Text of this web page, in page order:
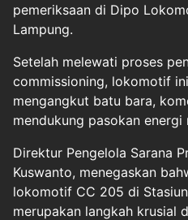
pemeriksaan di Dipo
Lampung.
Setelah melewati proses
commissioning, lokomotif
mengangkut batu bara,
mendukung pasokan energi
Direktur Pengelola Sarana
Kuswanto, menegaskan
lokomotif CC 205 di
merupakan langkah krusial